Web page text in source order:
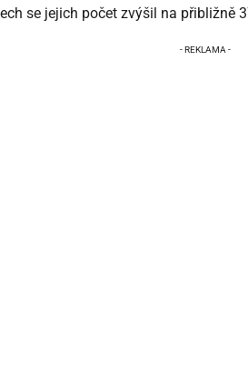
se jejich počet zvýšil na přibližně